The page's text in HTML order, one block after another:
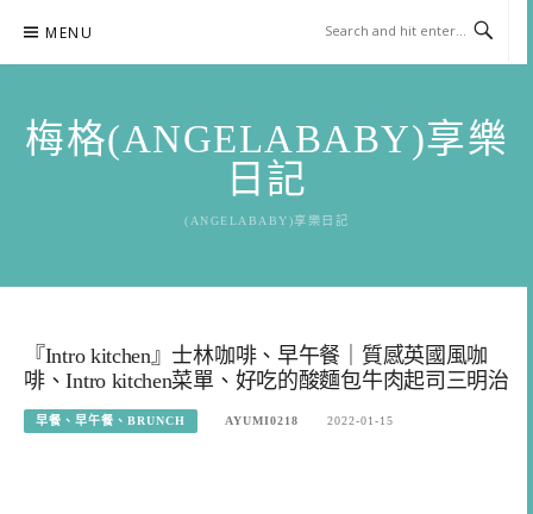
content
MENU
梅格(ANGELABABY)享樂
日記
(ANGELABABY)享樂日記
『Intro kitchen』士林咖啡、早午餐｜質感英國風咖
啡、Intro kitchen菜單、好吃的酸麵包牛肉起司三明治
早餐、早午餐、BRUNCH AYUMI0218 2022-01-15